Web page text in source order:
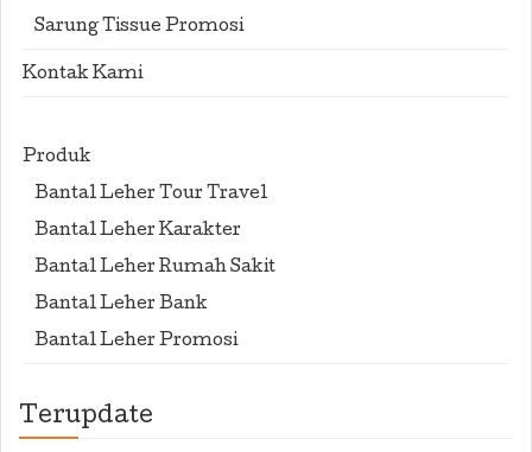
Sarung Tissue Promosi
Kontak Kami
Produk
Bantal Leher Tour Travel
Bantal Leher Karakter
Bantal Leher Rumah Sakit
Bantal Leher Bank
Bantal Leher Promosi
Terupdate